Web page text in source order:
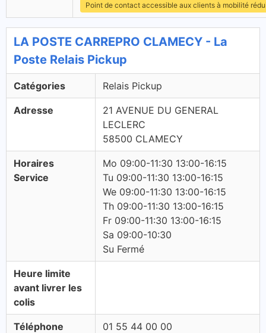
Point de contact accessible aux clients à mobilité
LA POSTE CARREPRO CLAMECY - La
Poste Relais Pickup
Catégories Relais Pickup
Adresse
21 AVENUE DU GENERAL
LECLERC
58500 CLAMECY
Horaires
Service
Mo 09:00-11:30 13:00-16:15
Tu 09:00-11:30 13:00-16:15
We 09:00-11:30 13:00-16:15
Th 09:00-11:30 13:00-16:15
Fr 09:00-11:30 13:00-16:15
Sa 09:00-10:30
Su Fermé
Heure limite
avant livrer les
colis
Téléphone 01 55 44 00 00